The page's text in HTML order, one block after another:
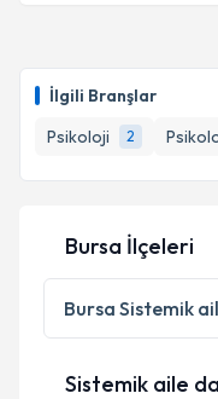
İlgili Branşlar
Psikoloji
2
Bursa İlçeleri
Bursa Sistemik
Sistemik aile